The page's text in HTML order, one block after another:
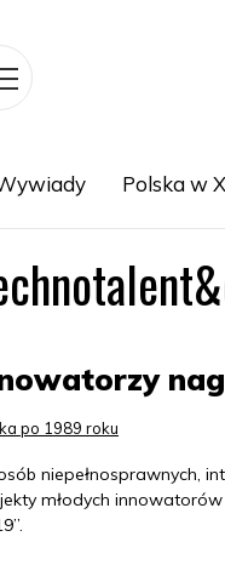
Polska w
po 1989 roku
niepełnosprawnych,
młodych